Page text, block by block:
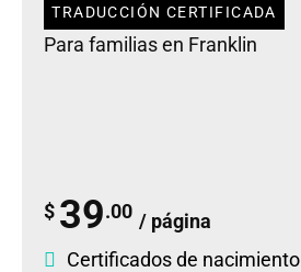
TRADUCCIÓN CERTIFICADA
Para familias en Franklin
$ 39.00 / página
Certificados de nacimiento